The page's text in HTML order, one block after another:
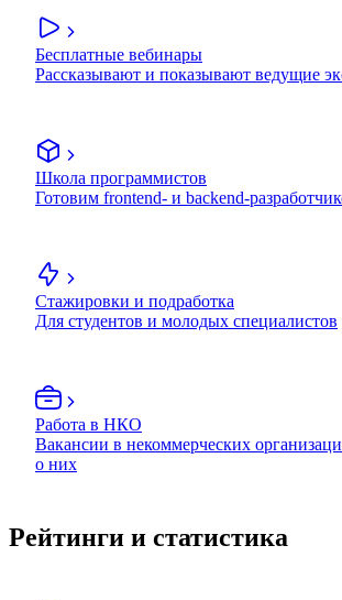
Бесплатные вебинары
Рассказывают и показывают ведущие
Школа программистов
Готовим frontend- и backend-
Стажировки и подработка
Для студентов и молодых специалистов
Работа в НКО
Вакансии в некоммерческих
о них
Рейтинги и статистика